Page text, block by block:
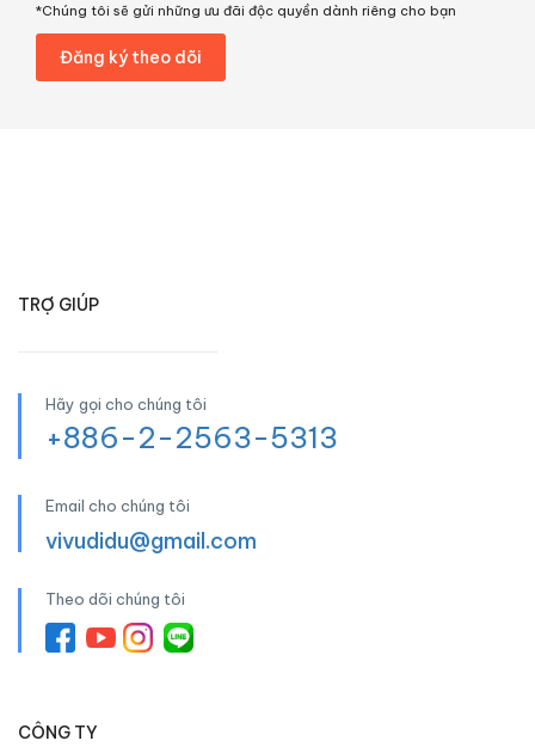
*Chúng tôi sẽ gửi những ưu đãi độc quyền dành riêng cho bạn
TRỢ GIÚP
Hãy gọi cho chúng tôi
+886-2-2563-5313
Email cho chúng tôi
vivudidu@gmail.com
Theo dõi chúng tôi
CÔNG TY